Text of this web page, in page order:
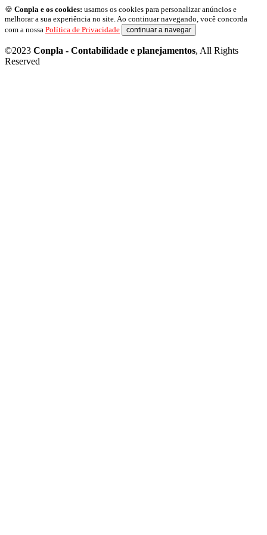
🍪 Conpla e os cookies: usamos os cookies para personalizar anúncios e
melhorar a sua experiência no site. Ao continuar navegando, você concorda
com a nossa Política de Privacidade continuar a navegar
©2023 Conpla - Contabilidade e planejamentos, All Rights
Reserved